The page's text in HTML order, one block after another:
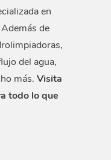
en
de
del agua,
más. Visita
todo lo que